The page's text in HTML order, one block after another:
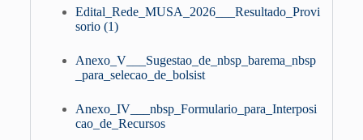
Edital_Rede_MUSA_2026___Resultado_Provi
sorio (1)
Anexo_V___Sugestao_de_nbsp_barema_nbsp
_para_selecao_de_bolsist
Anexo_IV___nbsp_Formulario_para_Interposi
cao_de_Recursos